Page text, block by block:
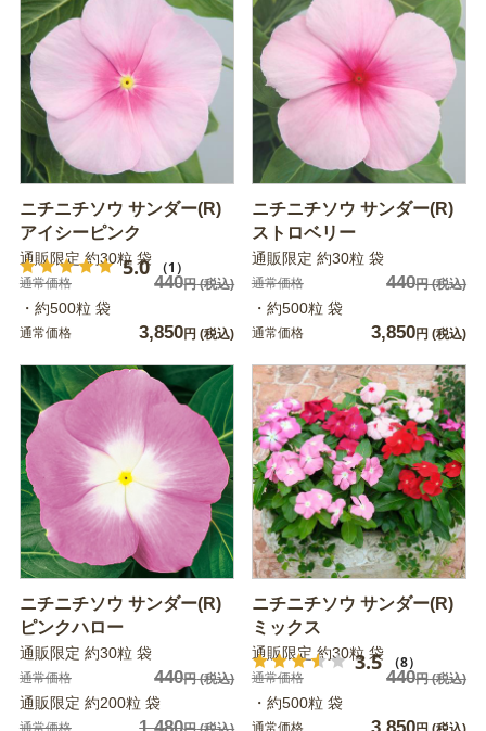
ニチニチソウ サンダー(R)
アイシーピンク
5.0 （1）
通販限定 約30粒 袋
通常価格 440円(税込)
・約500粒 袋
通常価格 3,850円 (税込)
ニチニチソウ サンダー(R)
ストロベリー
通販限定 約30粒 袋
通常価格 440円(税込)
・約500粒 袋
通常価格 3,850円 (税込)
ニチニチソウ サンダー(R)
ピンクハロー
通販限定 約30粒 袋
通常価格 440円(税込)
通販限定 約200粒 袋
ニチニチソウ サンダー(R)
ミックス
3.5 （8）
通販限定 約30粒 袋
通常価格 440円(税込)
・約500粒 袋